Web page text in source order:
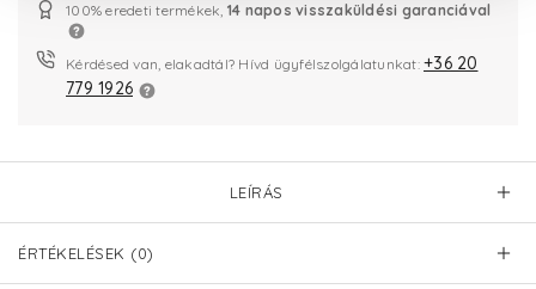
100% eredeti termékek, 14 napos visszaküldési garanciával
Kérdésed van, elakadtál? Hívd ügyfélszolgálatunkat: +36 20
779 1926
LEÍRÁS
ÉRTÉKELÉSEK (0)